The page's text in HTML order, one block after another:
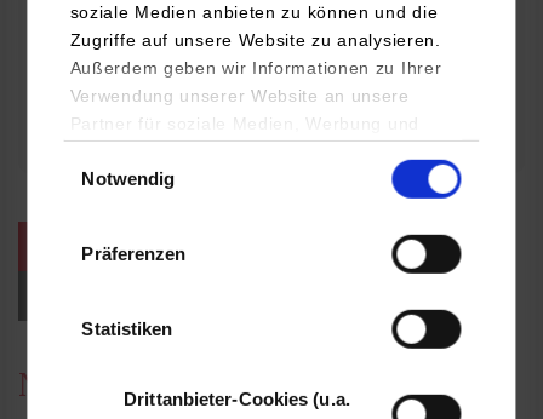
soziale Medien anbieten zu können und die
Zugriffe auf unsere Website zu analysieren.
Außerdem geben wir Informationen zu Ihrer
Verwendung unserer Website an unsere
Partner für soziale Medien, Werbung und
YouTube, Google Maps) führen diese
Daten zusammen, die Sie ihnen bereitgestellt
haben oder die sie im Rahmen Ihrer Nutzung
Notwendig
Präferenzen
Statistiken
Drittanbieter-Cookies (u.a.
Im Mittelpunkt stehen elektrische Antriebe, moderne
Batterietechnologien und innovative Fahrzeugkonzepte für
nachhaltige Mobilität in Stadt und…
weitere Veranstaltungen / Termine
News